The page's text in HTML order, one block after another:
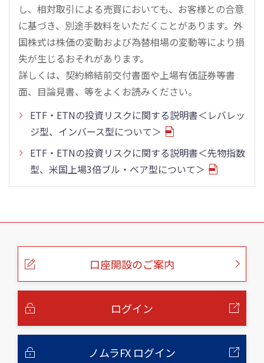
し、相対取引による売買においても、お客様との合意
に基づき、別途手数料をいただくことがあります。外
国株式は株価の変動および為替相場の変動等により損
失が生じるおそれがあります。
詳しくは、契約締結前交付書面や上場有価証券等書
面、目論見書、等をよくお読みください。
ETF・ETNの投資リスクに関する説明書＜レバレッ
ジ型、インバース型について＞
ETF・ETNの投資リスクに関する説明書＜先物指数
型、米国上場3倍ブル・ベア型について＞
こ
口座開設のご案内
ログイン
ノムラFX ログイン